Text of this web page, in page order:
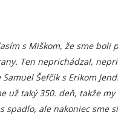
s Miškom, že sme boli
Ten neprichádzal,
Šefčík s Erikom
už taký 350. deň, takže
spadlo, ale nakoniec sme